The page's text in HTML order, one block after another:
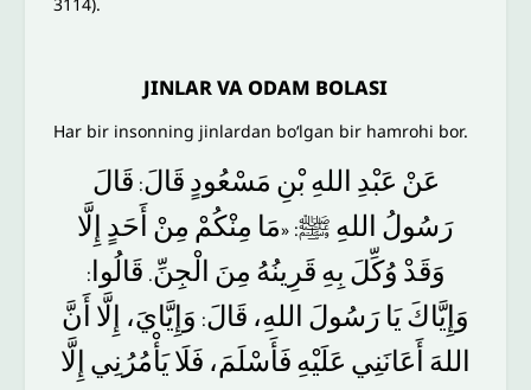
3114).
JINLAR VA ODAM BOLASI
Har bir insonning jinlardan bo‘lgan bir hamrohi bor.
عَنْ عَبْدِ اللهِ بْنِ مَسْعُودٍ قَالَ: قَالَ
رَسُولُ اللهِ ﷺ: «مَا مِنْكُمْ مِنْ أَحَدٍ إِلَّا
وَقَدْ وُكِّلَ بِهِ قَرِينُهُ مِنَ الْجِنِّ. قَالُوا :
وَإِيَّاكَيَا رَسُولَ اللهِ، قَالَ: وَإِيَّايَ، إِلَّا أَنَّ
اللهَ أَعَانَنِي عَلَيْهِ فَأَسْلَمَ، فَلَايَأْمُرُنِي إِلَّا